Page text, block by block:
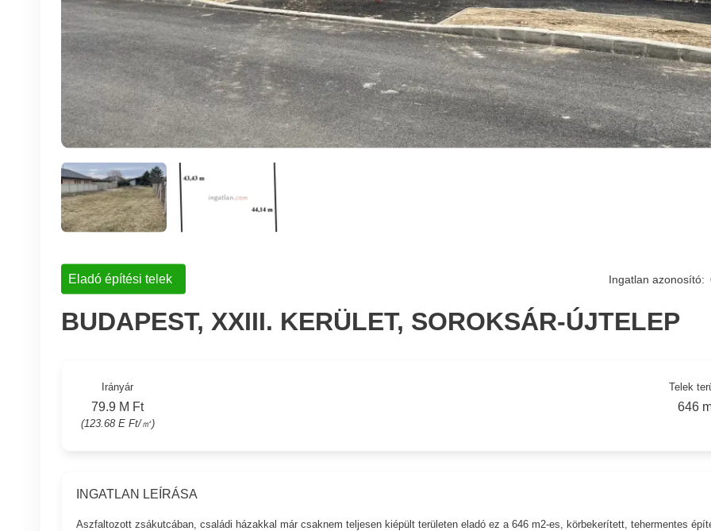
Eladó építési telek Ingatlan azonosító:
BUDAPEST, XXIII. KERÜLET, SOROKSÁR-ÚJTELEP
Irányár
79.9 M Ft
(123.68 E Ft/㎡)
Telek
646
INGATLAN LEÍRÁSA
Aszfaltozott zsákutcában, családi házakkal már csaknem teljesen kiépült területen eladó ez a 646 m2-es, körbekerített, tehermentes